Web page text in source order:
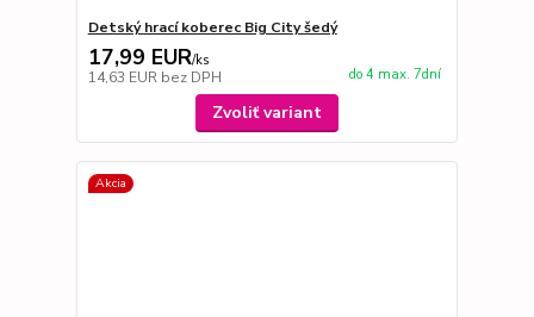
Detský hrací koberec Big City šedý
17,99 EUR/ks
14,63 EUR bez DPH do 4 max. 7dní
Zvoliť variant
Akcia